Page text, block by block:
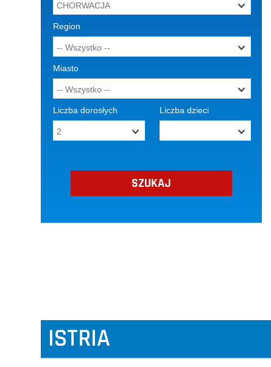
Region
Miasto
Liczba dorosłych Liczba dzieci
ISTRIA